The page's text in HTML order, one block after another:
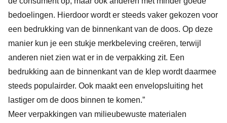
bedoelingen. Hierdoor wordt er steeds vaker gekozen voor
een bedrukking van de binnenkant van de doos. Op deze
manier kun je een stukje merkbeleving creëren, terwijl
anderen niet zien wat er in de verpakking zit. Een
bedrukking aan de binnenkant van de klep wordt daarmee
steeds populairder. Ook maakt een envelopsluiting het
lastiger om de doos binnen te komen.”
Meer verpakkingen van milieubewuste materialen